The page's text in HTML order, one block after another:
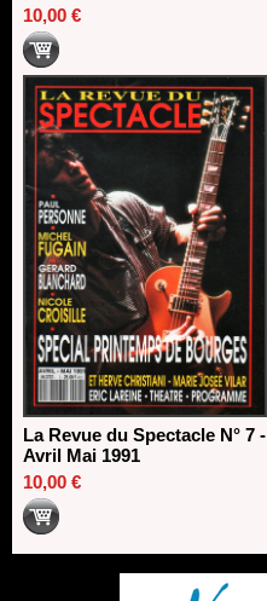
10,00 €
La Revue du Spectacle N° 7 -
Avril Mai 1991
10,00 €